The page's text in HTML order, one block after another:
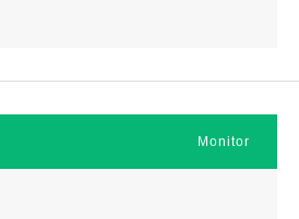
Monitor